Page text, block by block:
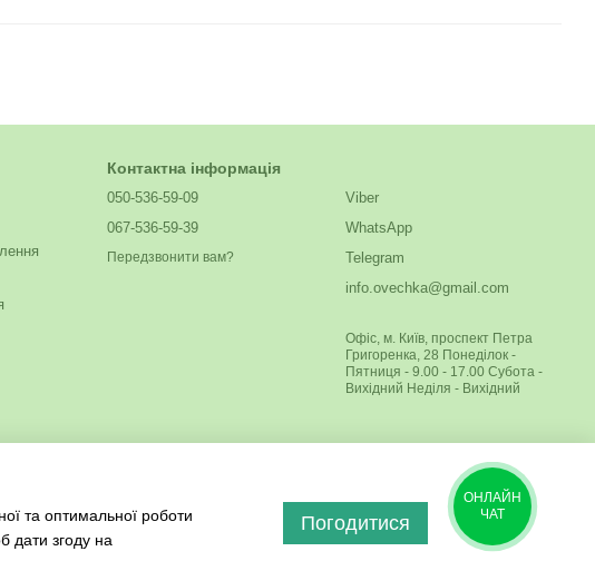
Контактна інформація
050-536-59-09
067-536-59-39
Передзвонити вам?
Viber
WhatsApp
Telegram
info.ovechka@gmail.com
Офіс, м. Київ, проспект Петра
Григоренка, 28 Понеділок -
Пятниця - 9.00 - 17.00 Субота -
Вихідний Неділя - Вихідний
та оптимальної роботи
дати згоду на
Погодитися
ОНЛАЙН
ЧАТ